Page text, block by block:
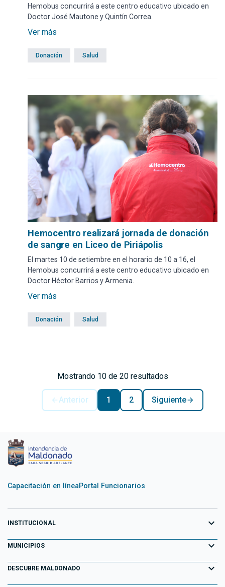
Hemobus concurrirá a este centro educativo ubicado en
Doctor José Mautone y Quintín Correa.
Ver más
Donación Salud
Hemocentro realizará jornada de donación
de sangre en Liceo de Piriápolis
El martes 10 de setiembre en el horario de 10 a 16, el
Hemobus concurrirá a este centro educativo ubicado en
Doctor Héctor Barrios y Armenia.
Ver más
Donación Salud
Mostrando 10 de 20 resultados
Anterior 1 2 Siguiente
Capacitación en líneaPortal Funcionarios
INSTITUCIONAL expand_more
Equipo de Gobierno
Primeros 100 días
MUNICIPIOS expand_more
Aiguá
Garzón
DESCUBRE MALDONADO expand_more